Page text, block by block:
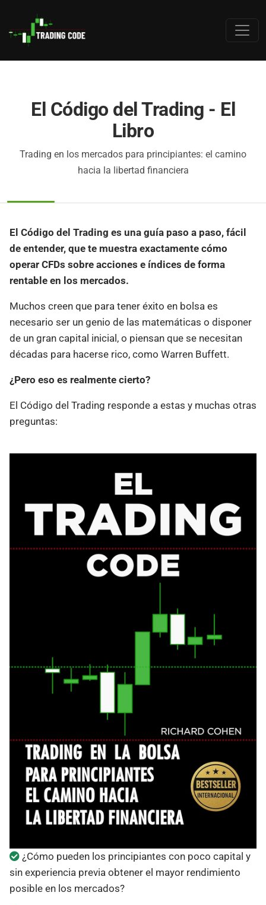
El Código del Trading - El
Libro
Trading en los mercados para principiantes: el camino
hacia la libertad financiera
El Código del Trading es una guía paso a paso, fácil
de entender, que te muestra exactamente cómo
operar CFDs sobre acciones e índices de forma
rentable en los mercados.
Muchos creen que para tener éxito en bolsa es
necesario ser un genio de las matemáticas o disponer
de un gran capital inicial, o piensan que se necesitan
décadas para hacerse rico, como Warren Buffett.
¿Pero eso es realmente cierto?
El Código del Trading responde a estas y muchas otras
preguntas:
¿Cómo pueden los principiantes con poco capital y
sin experiencia previa obtener el mayor rendimiento
posible en los mercados?